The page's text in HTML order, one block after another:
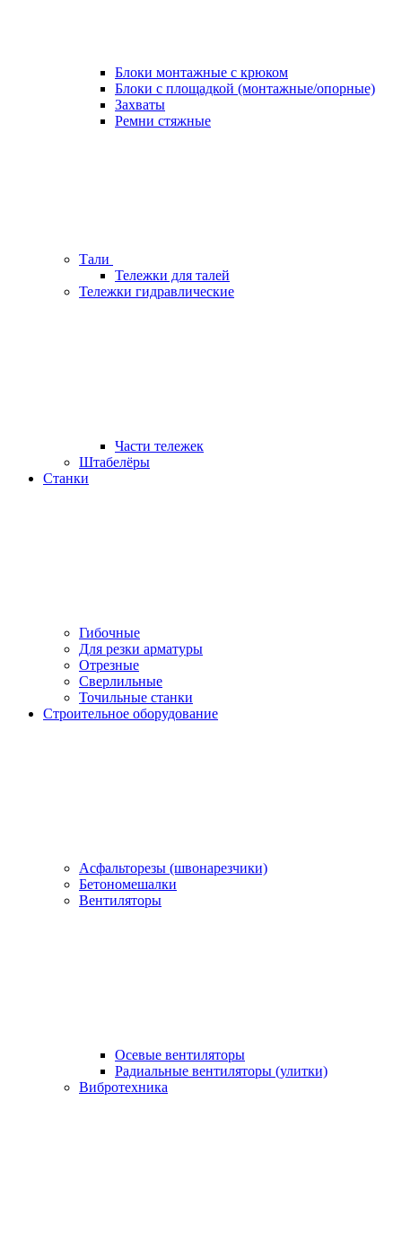
Блоки монтажные с крюком
Блоки с площадкой (монтажные/опорные)
Захваты
Ремни стяжные
Тали
Тележки для талей
Тележки гидравлические
Части тележек
Штабелёры
Станки
Гибочные
Для резки арматуры
Отрезные
Сверлильные
Точильные станки
Строительное оборудование
Асфальторезы (швонарезчики)
Бетономешалки
Вентиляторы
Осевые вентиляторы
Радиальные вентиляторы (улитки)
Вибротехника